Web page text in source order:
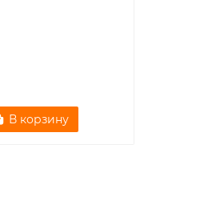
В корзину